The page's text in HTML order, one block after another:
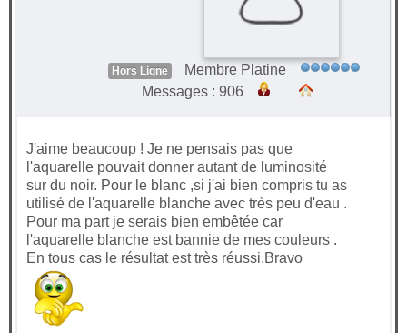
Hors Ligne
Membre Platine
Messages : 906
J'aime beaucoup ! Je ne pensais pas que
l'aquarelle pouvait donner autant de luminosité
sur du noir. Pour le blanc ,si j'ai bien compris tu as
utilisé de l'aquarelle blanche avec très peu d'eau .
Pour ma part je serais bien embêtée car
l'aquarelle blanche est bannie de mes couleurs .
En tous cas le résultat est très réussi.Bravo